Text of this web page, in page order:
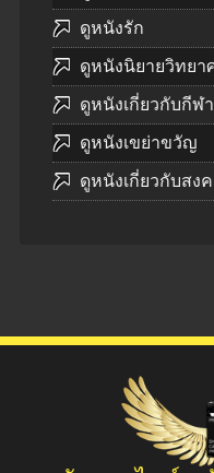
ดูหนังรัก
ดูหนังนิยายวิทยา
ดูหนังเกี่ยวกับกีฬา
ดูหนังเขย่าขวัญ
ดูหนังเกี่ยวกับสง